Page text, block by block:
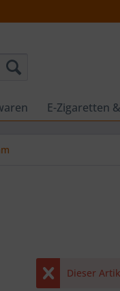
E-Zigaretten
Dieser